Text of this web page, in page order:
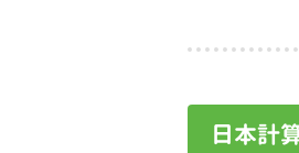
日本計